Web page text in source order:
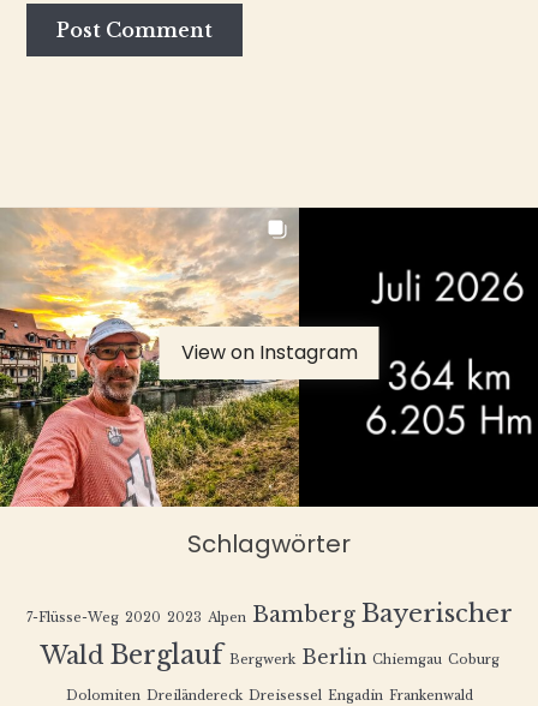
View on Instagram
Schlagwörter
7-Flüsse-Weg 2020 2023 Alpen Bamberg Bayerischer
Wald Berglauf Bergwerk Berlin Chiemgau Coburg
Dolomiten Dreiländereck Dreisessel Engadin Frankenwald